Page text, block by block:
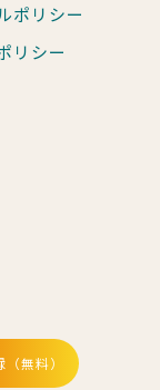
ポリシー
リシー
（無料）